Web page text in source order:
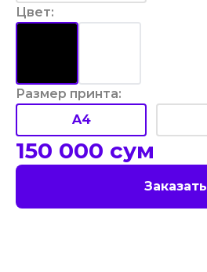
Цвет:
Размер принта:
A4
150 000 сум
Заказать